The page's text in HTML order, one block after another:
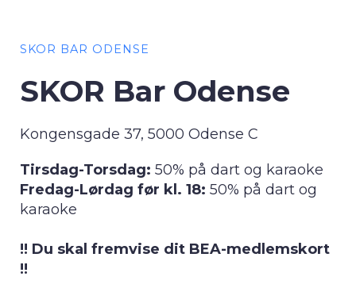
SKOR BAR ODENSE
SKOR Bar Odense
Kongensgade 37, 5000 Odense C
Tirsdag-Torsdag: 50% på dart og karaoke
Fredag-Lørdag før kl. 18: 50% på dart og
karaoke
!! Du skal fremvise dit BEA-medlemskort
!!